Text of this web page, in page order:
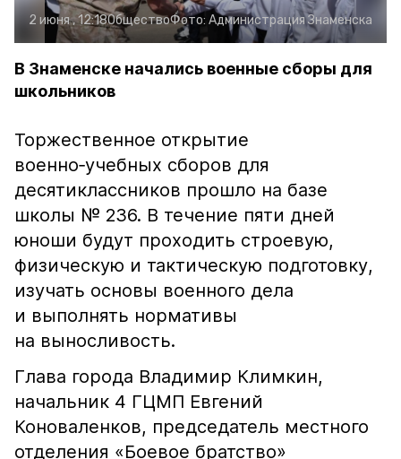
2 июня , 12:18ОбществоФото: Администрация Знаменска
В Знаменске начались военные сборы для
школьников
Торжественное открытие
военно‑учебных сборов для
десятиклассников прошло на базе
школы № 236. В течение пяти дней
юноши будут проходить строевую,
физическую и тактическую подготовку,
изучать основы военного дела
и выполнять нормативы
на выносливость.
Глава города Владимир Климкин,
начальник 4 ГЦМП Евгений
Коноваленков, председатель местного
отделения «Боевое братство»